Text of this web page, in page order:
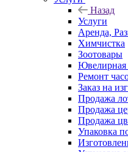
Назад
Услуги
Аренда,
Химчистка
Зоотовары
Ювелирная
Ремонт
Заказ на
Продажа
Продажа
Продажа
Упаковка